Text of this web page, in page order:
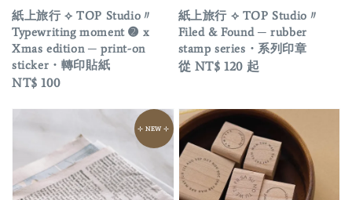
紙上旅行 ⟡ TOP Studio〃
Typewriting moment ➋ x
Xmas edition ─ print-on
sticker・轉印貼紙
Regular
NT$ 100
紙上旅行 ⟡ TOP Studio〃
Filed & Found ─ rubber
stamp series・系列印章
Regular
從 NT$ 120起
⊹ NEW ⊹